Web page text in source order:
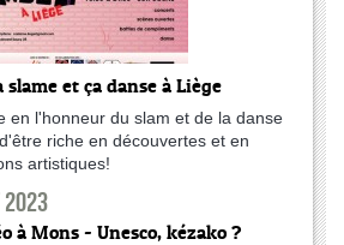
slame et ça danse à Liège
en l'honneur du slam et de la danse
riche en découvertes et en
artistiques!
à Mons - Unesco, kézako ?